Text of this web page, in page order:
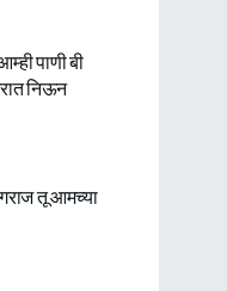
पाणी बी
निऊन
तू आमच्या